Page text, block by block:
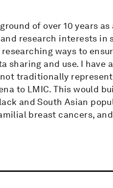
of over 10 years
research interests in
ways to
sharing and use. I have
traditionally
to LMIC. This would
and South Asian
breast cancers,